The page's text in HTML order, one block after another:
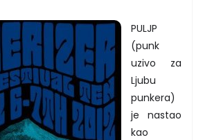
PULJP
(punk
uzivo za
Ljubu
punkera)
je nastao
kao